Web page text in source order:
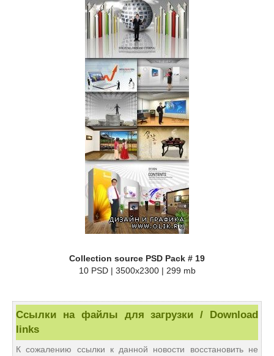
Collection source PSD Pack # 19
10 PSD | 3500x2300 | 299 mb
Ссылки на файлы для загрузки / Download
links
К сожалению ссылки к данной новости восстановить не